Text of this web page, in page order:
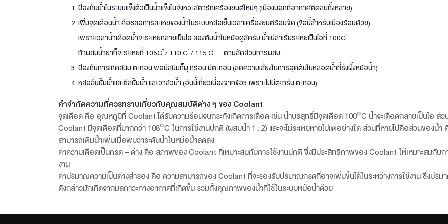
ป้องกันน้ำในระบบแข็งตัวเป็นน้ำแข็งในจังหวะสตาร์ทเครื่องยนต์ใหม่ๆ (เมืองนอกที่อากาศติดลบทั้งหลาย)
เพิ่มจุดเดือนน้ำ คือชลอการละเหยของน้ำในระบบหล่อเย็นเวลาเครื่องยนต์ร้อนจัด (ข้อนี้สำหรับเมืองร้อนด้วย)
เพราะเวลาน้ำเดือดน้ำจะระเหยกลายเป็นไอ ลองต้มน้ำในหม้อดูสิครับ น้ำเปล่าเริ่มระเหยเป็นไอที่ 100C ํ
ถ้าผสมน้ำยาก็จะระเหยที่ 105C ํ / 110 C ํ / 115 Cํ ....ตามสัดส่วนการผสม...
ป้องกันการเกิดสนิม ตะกอน พอมีสนิมก็ผุ กร่อน.มีตะกอน.(ลดความเสี่ยงในการอุดตันในหลอดน้ำที่รังผึ้งหม้อน้ำ)
หล่อลื่นปั๊มน้ำและซีลปั๊มน้ำ และวาล์วน้ำ (อันนี้เกี่ยวเนี่องจากข้อ3 เพราะไม่มีตะกรัน ตะกอน)
คำจำกัดความที่ควรทราบเกี่ยวกับคุณสมบัติต่าง ๆ ของ Coolant
จุดเดือด คือ อุณหภูมิที่ Coolant ได้รับความร้อนจนกระทั่งเกิดการเดือด เช่น น้ำบริสุทธิ์มีจุดเดือด 100°C น้ำจะเดือดกลายเป็นไอ ส่ว
Coolant มีจุดเดือดที่มากกว่า 108°C ในการใช้งานปกติ (ผสมน้ำ 1 : 2) และจะไม่ระเหยหายไปแต่อย่างใด ส่วนที่หายไปคือส่วนของน้ำ
สามารถเติมน้ำเพิ่มเมื่อพบว่าระดับน้ำในหม้อน้ำลดลง
ค่าความเดือดเป็นกรด – ด่าง คือ สภาพของ Coolant ที่เหมาะสมกับการใช้งานปกติ ซึ่งมีประสิทธิภาพของ Coolant ให้เหมาะสมกับก
งาน
ค่าปริมาณความเป็นด่างสำรอง คือ ความสามารถของ Coolant ที่จะรองรับปริมาณกรดที่อาจเพิ่มขึ้นได้ในระหว่างการใช้งาน ซึ่งปริ
ดังกล่าวมักเกิดจากมลภาวะทางอากาศที่เกิดขึ้น รวมทั้งคุณภาพของน้ำที่ใช้ในระบบหม้อน้ำด้วย